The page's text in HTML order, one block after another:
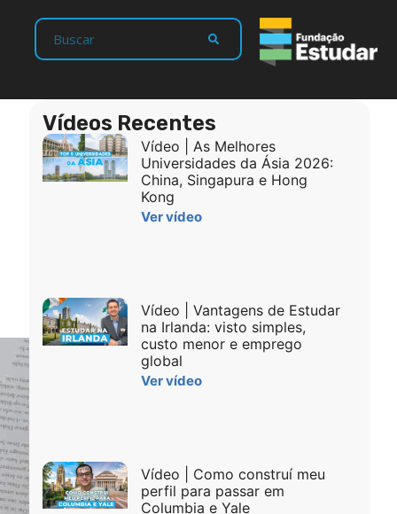
Vídeos Recentes
Vídeo | As Melhores
Universidades da Ásia 2026:
China, Singapura e Hong
Kong
Ver vídeo
Vídeo | Vantagens de Estudar
na Irlanda: visto simples,
custo menor e emprego
global
Ver vídeo
Vídeo | Como construí meu
perfil para passar em
Columbia e Yale